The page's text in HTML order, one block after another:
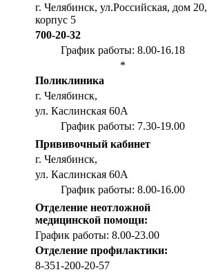
г. Челябинск, ул.Российская, дом 20,
корпус 5
700-20-32
График работы: 8.00-16.18
*
Поликлиника
г. Челябинск,
ул. Каслинская 60А
График работы: 7.30-19.00
Прививочный кабинет
г. Челябинск,
ул. Каслинская 60А
График работы: 8.00-16.00
Отделение неотложной
медицинской помощи:
График работы: 8.00-23.00
Отделение профилактики:
8-351-200-20-57